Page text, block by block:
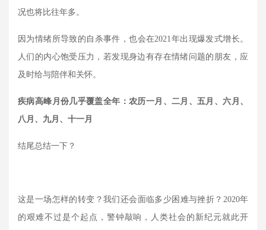
况也将比往年多。
因为情绪所导致的自杀事件，也会在2021年出现爆发式增长。
人们的内心饱受压力，若发现身边有存在情绪问题的朋友，应
及时给与陪伴和关怀。
疾病高峰月份几乎覆盖全年：农历一月、二月、五月、六月、
八月、九月、十一月
结尾总结一下？
这是一场怎样的转变？我们还会面临多少困难与挫折？ 2020年
的艰难不过是个起点，警钟敲响，人类社会的新纪元就此开